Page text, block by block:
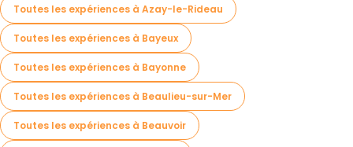
Toutes les expériences à Azay-le-Rideau
Toutes les expériences à Bayeux
Toutes les expériences à Bayonne
Toutes les expériences à Beaulieu-sur-Mer
Toutes les expériences à Beauvoir